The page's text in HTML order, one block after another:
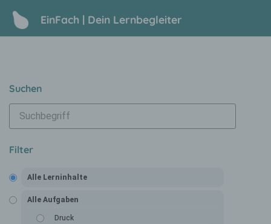
EinFach | Dein Lernbegleiter
Suchen
Filter
Alle Lerninhalte
Alle Aufgaben
Druck